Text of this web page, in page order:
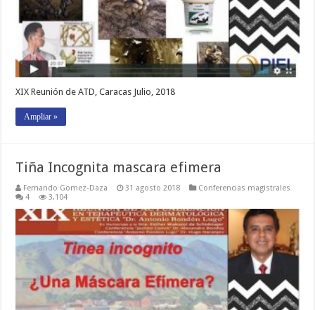
XIX Reunión de ATD, Caracas Julio, 2018
Ampliar »
Tiña Incognita mascara efimera
Fernando Gomez-Daza 31 agosto 2018
Conferencias magistrales
4
3,104